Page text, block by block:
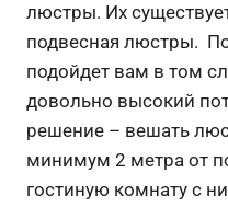
люстры. Их
подвесная люстры.
подойдет вам в том
довольно высокий
решение – вешать
минимум 2 метра от
гостиную комнату с